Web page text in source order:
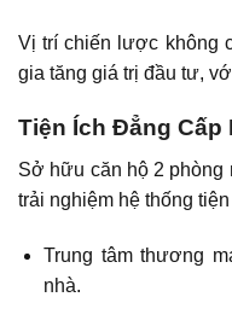
Vị trí chiến lược không
gia tăng giá trị đầu tư,
Tiện Ích Đẳng Cấp
Sở hữu căn hộ 2 phòng
trải nghiệm hệ thống
Trung tâm thương
nhà.